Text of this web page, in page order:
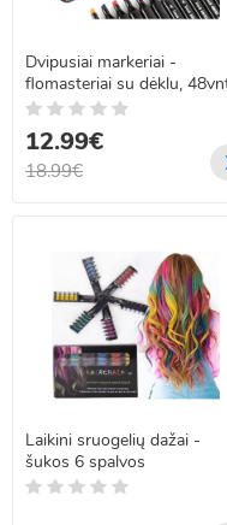
Dvipusiai markeriai -
flomasteriai su dėklu,
12.99€
18.99€
Laikini sruogelių dažai -
šukos 6 spalvos